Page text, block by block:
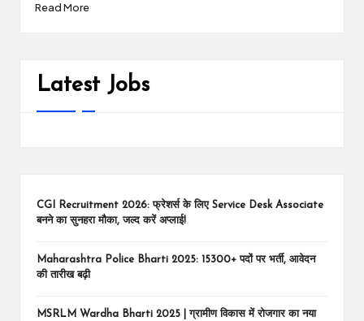
Read More
Latest Jobs
CGI Recruitment 2026: फ्रेशर्स के लिए Service Desk Associate
बनने का सुनहरा मौका, जल्द करें अप्लाई!
Maharashtra Police Bharti 2025: 15300+ पदों पर भर्ती, आवेदन
की तारीख बढ़ी
MSRLM Wardha Bharti 2025 | ग्रामीण विकास में रोजगार का नया